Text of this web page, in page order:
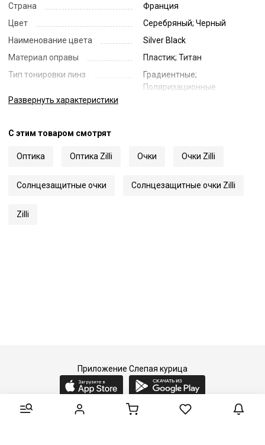
Страна
Франция
Цвет
Серебряный; Черный
Наименование цвета
Silver Black
Материал оправы
Пластик; Титан
Тип тонировки линз
Градиентные;
Поляризационные
Цвет линз
Диаметр линзы
Ширина переносицы
18
Код
63067
Развернуть характеристики
С этим товаром смотрят
Оптика Оптика Zilli Очки Очки Zilli
Солнцезащитные очки Солнцезащитные очки Zilli
Zilli
Приложение Слепая курица
2015-2026 © Слепая курица - fashion concept store.